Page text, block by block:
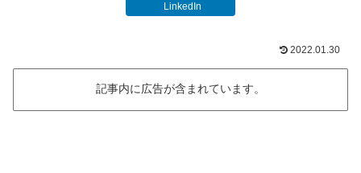
LinkedIn
2022.01.30
記事内に広告が含まれています。